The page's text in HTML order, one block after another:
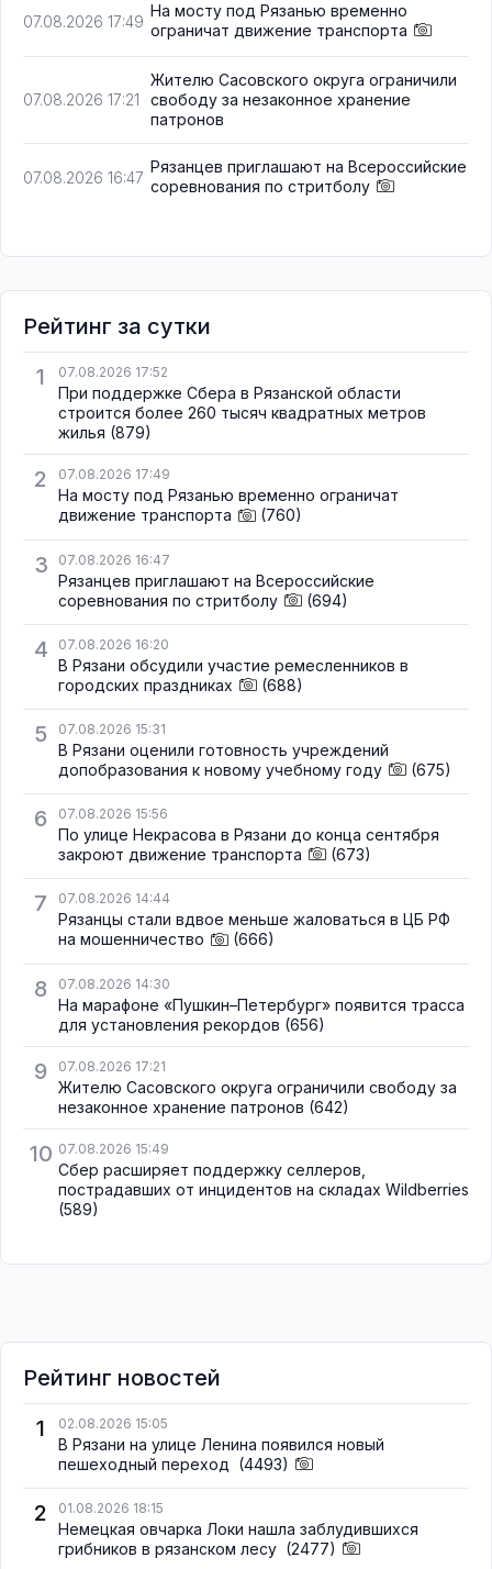
07.08.2026 17:49
На мосту под Рязанью временно
ограничат движение транспорта
07.08.2026 17:21
Жителю Сасовского округа ограничили
свободу за незаконное хранение
патронов
07.08.2026 16:47
Рязанцев приглашают на Всероссийские
соревнования по стритболу
Рейтинг за сутки
1
07.08.2026 17:52
При поддержке Сбера в Рязанской области
строится более 260 тысяч квадратных метров
жилья (879)
2 07.08.2026 17:49
На мосту под Рязанью временно ограничат
движение транспорта
(760)
3 07.08.2026 16:47
Рязанцев приглашают на Всероссийские
соревнования по стритболу
(694)
4 07.08.2026 16:20
В Рязани обсудили участие ремесленников в
городских праздниках
(688)
5 07.08.2026 15:31
В Рязани оценили готовность учреждений
допобразования к новому учебному году
(675)
6 07.08.2026 15:56
По улице Некрасова в Рязани до конца сентября
закроют движение транспорта
(673)
7 07.08.2026 14:44
Рязанцы стали вдвое меньше жаловаться в ЦБ РФ
на мошенничество
(666)
8 07.08.2026 14:30
На марафоне «Пушкин–Петербург» появится трасса
для установления рекордов (656)
9 07.08.2026 17:21
Жителю Сасовского округа ограничили свободу за
незаконное хранение патронов (642)
10 07.08.2026 15:49
Сбер расширяет поддержку селлеров,
пострадавших от инцидентов на складах Wildberries
(589)
Рейтинг новостей
1
02.08.2026 15:05
В Рязани на улице Ленина появился новый
пешеходный переход (4493)
2 01.08.2026 18:15
Немецкая овчарка Локи нашла заблудившихся
грибников в рязанском лесу (2477)